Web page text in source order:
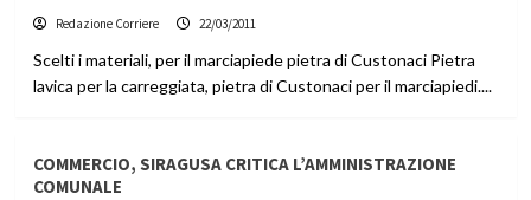
Redazione Corriere 22/03/2011
Scelti i materiali, per il marciapiede pietra di Custonaci Pietra
lavica per la carreggiata, pietra di Custonaci per il marciapiedi....
COMMERCIO, SIRAGUSA CRITICA L’AMMINISTRAZIONE
COMUNALE